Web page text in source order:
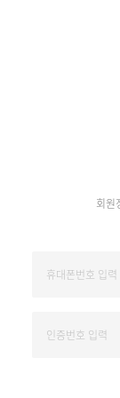
회원